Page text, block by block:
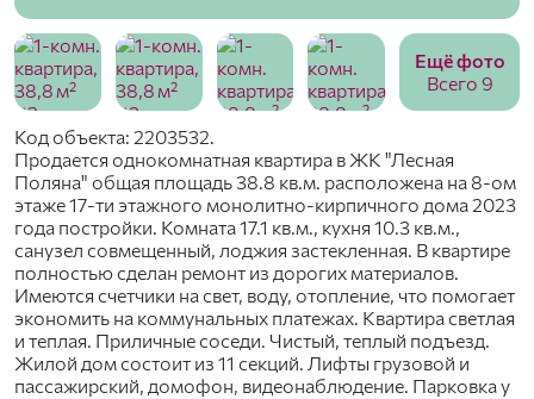
Ещё фото
Всего 9
Код объекта: 2203532.
Продается однокомнатная квартира в ЖК "Лесная
Поляна" общая площадь 38.8 кв.м. расположена на 8-ом
этаже 17-ти этажного монолитно-кирпичного дома 2023
года постройки. Комната 17.1 кв.м., кухня 10.3 кв.м.,
санузел совмещенный, лоджия застекленная. В квартире
полностью сделан ремонт из дорогих материалов.
Имеются счетчики на свет, воду, отопление, что помогает
экономить на коммунальных платежах. Квартира светлая
и теплая. Приличные соседи. Чистый, теплый подъезд.
Жилой дом состоит из 11 секций. Лифты грузовой и
пассажирский, домофон, видеонаблюдение. Парковка у